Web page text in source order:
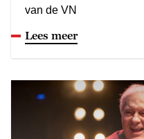
van de VN
Lees meer